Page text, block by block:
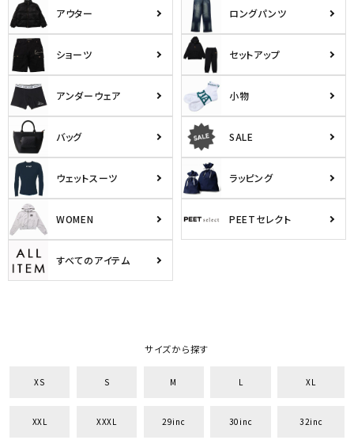
アウター ロングパンツ
ショーツ セットアップ
アンダーウェア 小物
バッグ SALE
ウェットスーツ ラッピング
WOMEN PEETセレクト
すべてのアイテム
サイズから探す
XS S M L XL
XXL XXXL 29inc 30inc 32inc